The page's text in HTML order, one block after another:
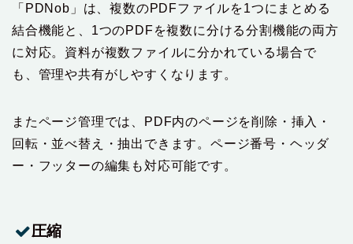
「PDNob」は、複数のPDFファイルを1つにまとめる
結合機能と、1つのPDFを複数に分ける分割機能の両方
に対応。資料が複数ファイルに分かれている場合で
も、管理や共有がしやすくなります。
またページ管理では、PDF内のページを削除・挿入・
回転・並べ替え・抽出できます。ページ番号・ヘッダ
ー・フッターの編集も対応可能です。
圧縮